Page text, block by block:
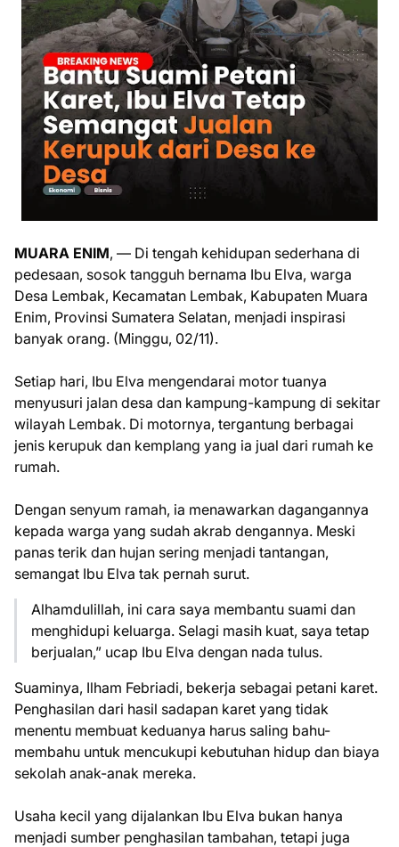
MUARA ENIM, — Di tengah kehidupan sederhana di
pedesaan, sosok tangguh bernama Ibu Elva, warga
Desa Lembak, Kecamatan Lembak, Kabupaten Muara
Enim, Provinsi Sumatera Selatan, menjadi inspirasi
banyak orang. (Minggu, 02/11).
Setiap hari, Ibu Elva mengendarai motor tuanya
menyusuri jalan desa dan kampung-kampung di sekitar
wilayah Lembak. Di motornya, tergantung berbagai
jenis kerupuk dan kemplang yang ia jual dari rumah ke
rumah.
Dengan senyum ramah, ia menawarkan dagangannya
kepada warga yang sudah akrab dengannya. Meski
panas terik dan hujan sering menjadi tantangan,
semangat Ibu Elva tak pernah surut.
Alhamdulillah, ini cara saya membantu suami dan
menghidupi keluarga. Selagi masih kuat, saya tetap
berjualan,” ucap Ibu Elva dengan nada tulus.
Suaminya, Ilham Febriadi, bekerja sebagai petani karet.
Penghasilan dari hasil sadapan karet yang tidak
menentu membuat keduanya harus saling bahu-
membahu untuk mencukupi kebutuhan hidup dan biaya
sekolah anak-anak mereka.
Usaha kecil yang dijalankan Ibu Elva bukan hanya
menjadi sumber penghasilan tambahan, tetapi juga